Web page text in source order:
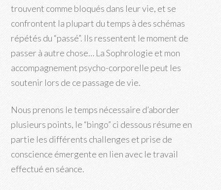
trouvent comme bloqués dans leur vie, et se
confrontent la plupart du temps à des schémas
répétés du “passé”. Ils ressentent le moment de
passer à autre chose… La Sophrologie et mon
accompagnement psycho-corporelle peut les
soutenir lors de ce passage de vie.
Nous prenons le temps nécessaire d’aborder
plusieurs points, le “bingo” ci dessous résume en
partie les différents challenges et prise de
conscience émergente en lien avec le travail
effectué en séance.